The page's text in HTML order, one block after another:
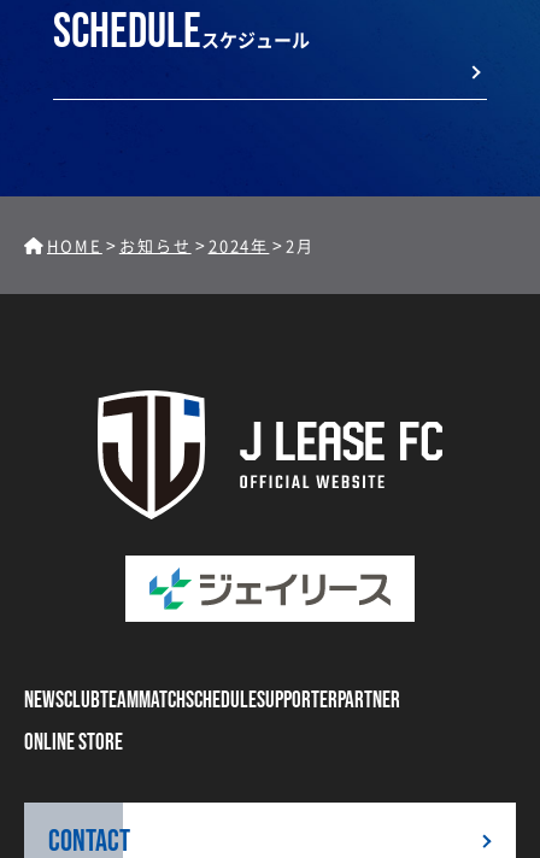
scheduleスケジュール
HOME > お知らせ >2024年 >2月
NEWSCLUBTEAMMATCHSCHEDULESUPPORTERPARTNER
ONLINE STORE
CONTACT